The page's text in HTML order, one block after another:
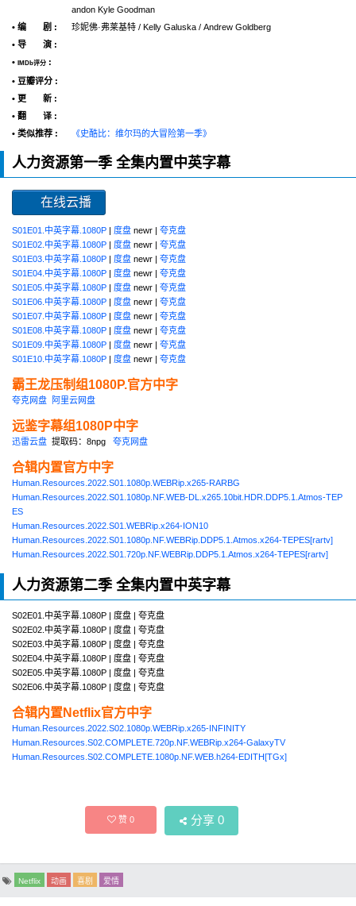
andon Kyle Goodman
• 编 剧 :
珍妮佛·弗莱基特 / Kelly Galuska / Andrew Goldberg
• 导 演 :
•
IMDb评分 :
• 豆瓣评分 :
• 更 新 :
• 翻 译 :
• 类似推荐 :
《史酷比：维尔玛的大冒险第一季》
人力资源第一季 全集内置中英字幕
在线云播
S01E01.中英字幕.1080P 度盘 newr | 夸克盘
S01E02.中英字幕.1080P
度盘 newr | 夸克盘
S01E03.中英字幕.1080P
度盘 newr | 夸克盘
S01E04.中英字幕.1080P
度盘 newr | 夸克盘
S01E05.中英字幕.1080P
度盘 newr | 夸克盘
S01E06.中英字幕.1080P
度盘 newr | 夸克盘
S01E07.中英字幕.1080P
度盘 newr | 夸克盘
S01E08.中英字幕.1080P
度盘 newr | 夸克盘
S01E09.中英字幕.1080P
度盘 newr | 夸克盘
S01E10.中英字幕.1080P
度盘 newr | 夸克盘
霸王龙压制组1080P.官方中字
夸克网盘 阿里云网盘
远鉴字幕组1080P中字
迅雷云盘 提取码：8npg 夸克网盘
合辑内置官方中字
Human.Resources.2022.S01.1080p.WEBRip.x265-RARBG
Human.Resources.2022.S01.1080p.NF.WEB-DL.x265.10bit.HDR.DDP5.1.Atmos-TEP
ES
Human.Resources.2022.S01.WEBRip.x264-ION10
Human.Resources.2022.S01.1080p.NF.WEBRip.DDP5.1.Atmos.x264-TEPES[rartv]
Human.Resources.2022.S01.720p.NF.WEBRip.DDP5.1.Atmos.x264-TEPES[rartv]
人力资源第二季 全集内置中英字幕
S02E01.中英字幕.1080P | 度盘 | 夸克盘
S02E02.中英字幕.1080P | 度盘 | 夸克盘
S02E03.中英字幕.1080P | 度盘 | 夸克盘
S02E04.中英字幕.1080P | 度盘 | 夸克盘
S02E05.中英字幕.1080P | 度盘 | 夸克盘
S02E06.中英字幕.1080P | 度盘 | 夸克盘
合辑内置Netflix官方中字
Human.Resources.2022.S02.1080p.WEBRip.x265-INFINITY
Human.Resources.S02.COMPLETE.720p.NF.WEBRip.x264-GalaxyTV
Human.Resources.S02.COMPLETE.1080p.NF.WEB.h264-EDITH[TGx]
赞0 分享 0
Netflix 动画 喜剧 爱情